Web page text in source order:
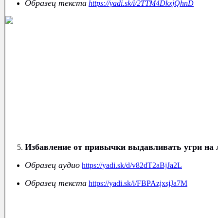
Образец текста https://yadi.sk/i/2TTM4DkxjQhnD
Избавление от привычки выдавливать угри на
Образец аудио https://yadi.sk/d/v82dT2aBjJa2L
Образец текста https://yadi.sk/i/FBPAzjxsjJa7M